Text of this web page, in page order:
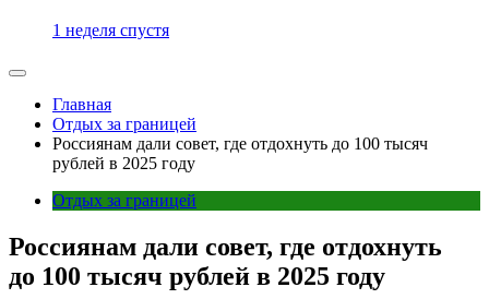
1 неделя спустя
Главная
Отдых за границей
Россиянам дали совет, где отдохнуть до 100 тысяч
рублей в 2025 году
Отдых за границей
Россиянам дали совет, где отдохнуть
до 100 тысяч рублей в 2025 году